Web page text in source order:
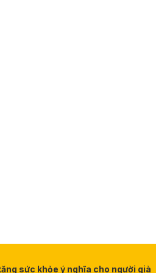
sức khỏe ý nghĩa cho người già